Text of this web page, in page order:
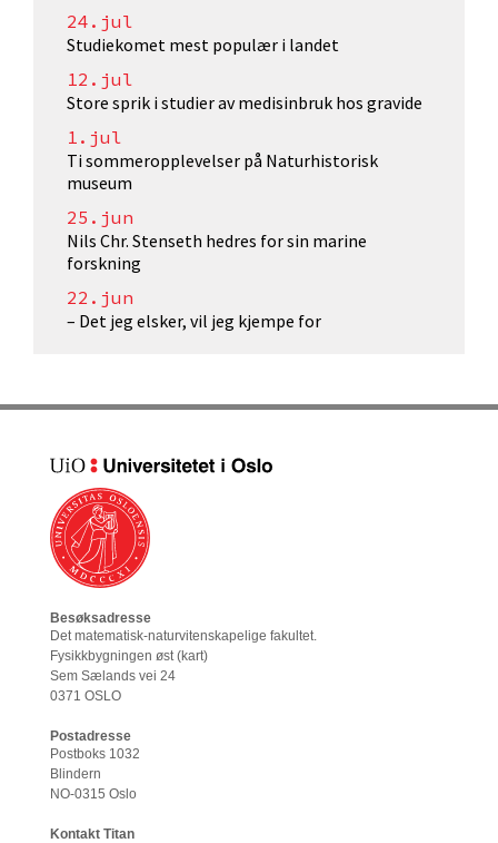
24.jul
Studiekomet mest populær i landet
12.jul
Store sprik i studier av medisinbruk hos gravide
1.jul
Ti sommeropplevelser på Naturhistorisk
museum
25.jun
Nils Chr. Stenseth hedres for sin marine
forskning
22.jun
– Det jeg elsker, vil jeg kjempe for
Besøksadresse
Det matematisk-naturvitenskapelige fakultet.
Fysikkbygningen øst (kart)
Sem Sælands vei 24
0371 OSLO
Postadresse
Postboks 1032
Blindern
NO-0315 Oslo
Kontakt Titan